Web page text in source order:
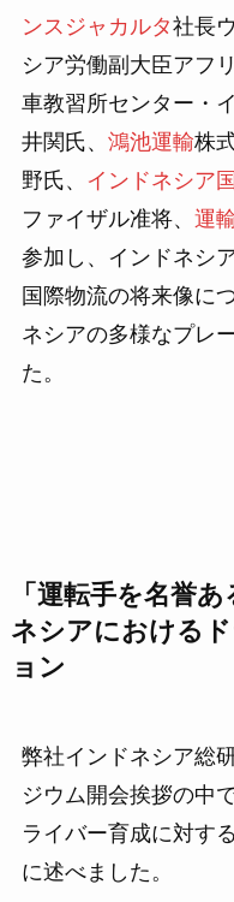
ンスジャカルタ社長
シア労働副大臣アフ
車教習所センター・
井関氏、 鴻池運輸株
野氏、
インドネシア
ファイザル准将、 運
参加し、インドネシ
国際物流の将来像に
ネシアの多様なプレ
た。
「運転手を名誉
ネシアにおける
ョン
弊社インドネシア総
ジウム開会挨拶の中
ライバー育成に対す
に述べました。